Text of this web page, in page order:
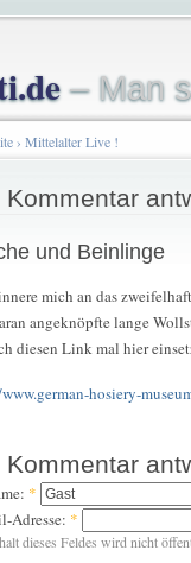
– Man
› Mittelalter Live !
Kommentar
und Beinlinge
mich an das
angeknöpfte lange
diesen Link mal hier
hosiery-
Kommentar
*
Adresse: *
dieses Feldes wird nicht